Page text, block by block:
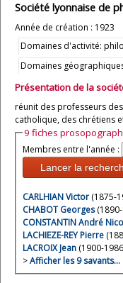
Société lyonnaise de
Année de création : 1923
Domaines d'activité:
Domaines
Présentation de la
réunit des professeurs des
catholique, des chrétiens
9 fiches
Membres entre l'année :
Lancer la
CARLHIAN Victor (1875-
CHABOT Georges
CONSTANTIN André
LACHIEZE-REY Pierre
LACROIX Jean (1900-
>Afficher les 9 savants…